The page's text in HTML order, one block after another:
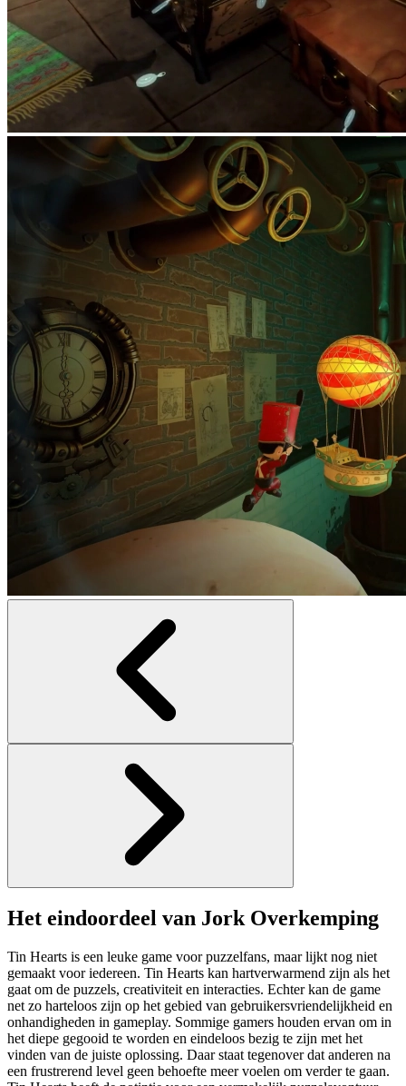
Het eindoordeel van Jork Overkemping
Tin Hearts is een leuke game voor puzzelfans, maar lijkt nog niet
gemaakt voor iedereen. Tin Hearts kan hartverwarmend zijn als het
gaat om de puzzels, creativiteit en interacties. Echter kan de game
net zo harteloos zijn op het gebied van gebruikersvriendelijkheid en
onhandigheden in gameplay. Sommige gamers houden ervan om in
het diepe gegooid te worden en eindeloos bezig te zijn met het
vinden van de juiste oplossing. Daar staat tegenover dat anderen na
een frustrerend level geen behoefte meer voelen om verder te gaan.